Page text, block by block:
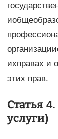
ихправах и
этих прав.
Статья
услуги)